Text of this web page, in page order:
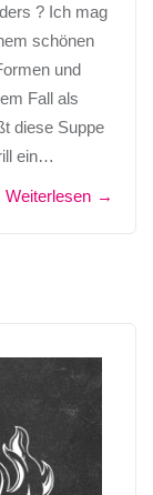
? Ich mag
schönen
und
Fall als
diese Suppe
ein…
Weiterlesen →